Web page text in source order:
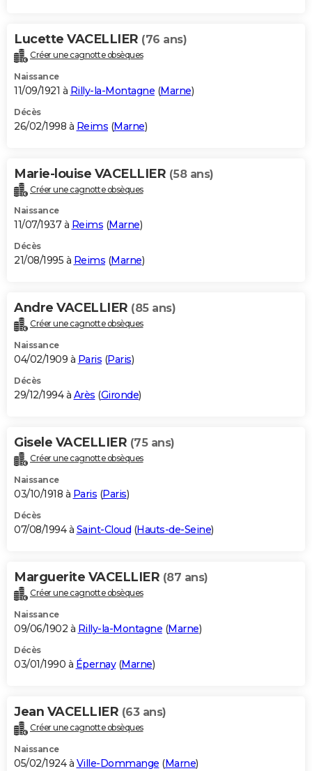
Lucette VACELLIER (76 ans)
Créer une cagnotte obsèques
Naissance
11/09/1921 à Rilly-la-Montagne (Marne)
Décès
26/02/1998 à Reims (Marne)
Marie-louise VACELLIER (58 ans)
Créer une cagnotte obsèques
Naissance
11/07/1937 à Reims (Marne)
Décès
21/08/1995 à Reims (Marne)
Andre VACELLIER (85 ans)
Créer une cagnotte obsèques
Naissance
04/02/1909 à Paris (Paris)
Décès
29/12/1994 à Arès (Gironde)
Gisele VACELLIER (75 ans)
Créer une cagnotte obsèques
Naissance
03/10/1918 à Paris (Paris)
Décès
07/08/1994 à Saint-Cloud (Hauts-de-Seine)
Marguerite VACELLIER (87 ans)
Créer une cagnotte obsèques
Naissance
09/06/1902 à Rilly-la-Montagne (Marne)
Décès
03/01/1990 à Épernay(Marne)
Jean VACELLIER (63 ans)
Créer une cagnotte obsèques
Naissance
05/02/1924 à Ville-Dommange (Marne)